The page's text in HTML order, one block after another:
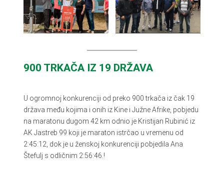
900 TRKAČA IZ 19 DRŽAVA
U ogromnoj konkurenciji od preko 900 trkača iz čak 19
država među kojima i onih iz Kine i Južne Afrike, pobjedu
na maratonu dugom 42 km odnio je Kristijan Rubinić iz
AK Jastreb 99 koji je maraton istrčao u vremenu od
2:45:12, dok je u ženskoj konkurenciji pobjedila Ana
Štefulj s odličnim 2:56:46.!